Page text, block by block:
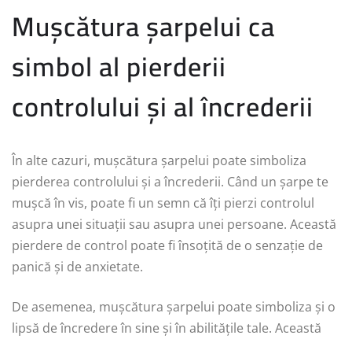
Mușcătura șarpelui ca
simbol al pierderii
controlului și al încrederii
În alte cazuri, mușcătura șarpelui poate simboliza
pierderea controlului și a încrederii. Când un șarpe te
mușcă în vis, poate fi un semn că îți pierzi controlul
asupra unei situații sau asupra unei persoane. Această
pierdere de control poate fi însoțită de o senzație de
panică și de anxietate.
De asemenea, mușcătura șarpelui poate simboliza și o
lipsă de încredere în sine și în abilitățile tale. Această